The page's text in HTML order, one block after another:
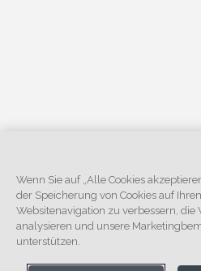
Wenn Sie auf „Alle Cookies
der Speicherung von Cookies auf
Websitenavigation zu verbessern, die
analysieren und unsere
unterstützen.